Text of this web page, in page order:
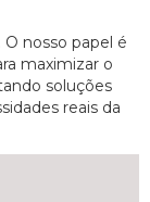
nosso papel é
maximizar o
soluções
reais da